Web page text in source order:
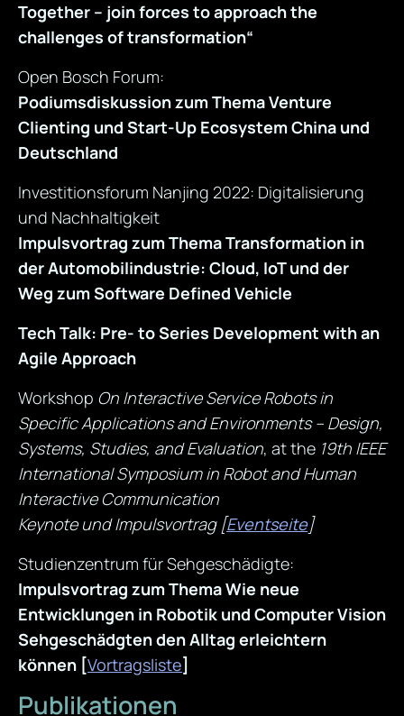
Together – join forces to approach the
challenges of transformation“
Open Bosch Forum:
Podiumsdiskussion zum Thema Venture
Clienting und Start-Up Ecosystem China und
Deutschland
Investitionsforum Nanjing 2022: Digitalisierung
und Nachhaltigkeit
Impulsvortrag zum Thema Transformation in
der Automobilindustrie: Cloud, IoT und der
Weg zum Software Defined Vehicle
Tech Talk: Pre- to Series Development with an
Agile Approach
Workshop On Interactive Service Robots in
Specific Applications and Environments – Design,
Systems, Studies, and Evaluation, at the 19th IEEE
International Symposium in Robot and Human
Interactive Communication
Keynote und Impulsvortrag [Eventseite]
Studienzentrum für Sehgeschädigte:
Impulsvortrag zum Thema Wie neue
Entwicklungen in Robotik und Computer Vision
Sehgeschädgten den Alltag erleichtern
können [Vortragsliste]
Publikationen